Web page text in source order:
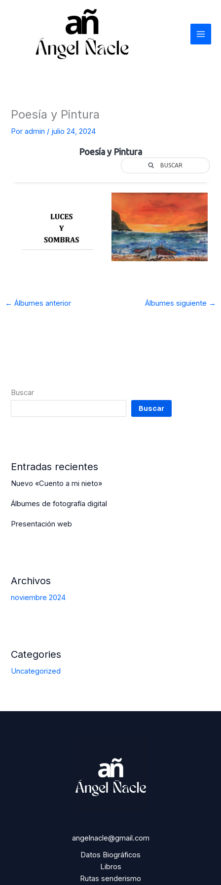
Poesía y Pintura
Poradmin / julio 24, 2024
Poesía y Pintura
BUSCAR
← Álbumes anterior Álbumes siguiente →
Buscar
Buscar
Entradas recientes
Nuevo «Cuento a mi nieto»
Álbumes de fotografía digital
Presentación web
Archivos
noviembre 2024
Categories
Uncategorized
angelnacle@gmail.com
Datos Biográficos
Libros
Rutas senderismo